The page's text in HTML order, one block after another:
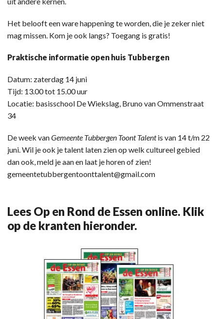
Het belooft een ware happening te worden, die je zeker niet
mag missen. Kom je ook langs? Toegang is gratis!
Praktische informatie open huis Tubbergen
Datum: zaterdag 14 juni
Tijd: 13.00 tot 15.00 uur
Locatie: basisschool De Wiekslag, Bruno van Ommenstraat
34
De week vanGemeente Tubbergen Toont Talentis van 14 t/m 22
juni. Wil je ook je talent laten zien op welk cultureel gebied
dan ook, meld je aan en laat je horen of zien!
gemeentetubbergentoonttalent@gmail.com
Lees Op en Rond de Essen online. Klik
op de kranten hieronder.